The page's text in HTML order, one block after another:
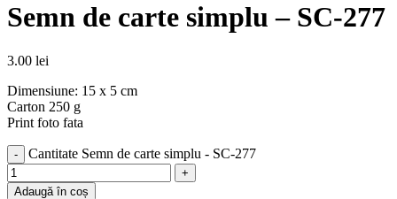
Semn de carte simplu – SC-277
3.00 lei
Dimensiune: 15 x 5 cm
Carton 250 g
Print foto fata
Cantitate Semn de carte simplu - SC-277
Adaugă în coș